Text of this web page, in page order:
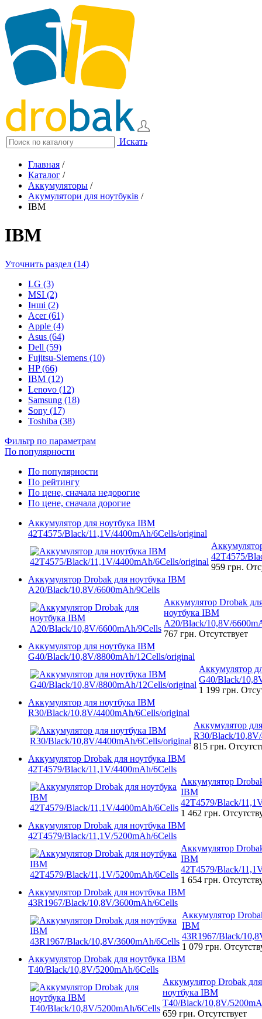
Искать
Главная /
Каталог /
Аккумуляторы /
Акумулятори для ноутбуків /
IBM
IBM
Уточнить раздел (14)
LG (3)
MSI (2)
Інші (2)
Acer (61)
Apple (4)
Asus (64)
Dell (59)
Fujitsu-Siemens (10)
HP (66)
IBM (12)
Lenovo (12)
Samsung (18)
Sony (17)
Toshiba (38)
Фильтр по параметрам
По популярности
По популярности
По рейтингу
По цене, сначала недорогие
По цене, сначала дорогие
Аккумулятор для ноутбука IBM
42T4575/Black/11,1V/4400mAh/6Cells/original
42T4575/
959 грн.
Аккумулятор Drobak для ноутбука IBM
A20/Black/10,8V/6600mAh/9Cells
Аккумулятор Drobak
ноутбука IBM
A20/Black/10,8V/
767 грн. Отсутствует
Аккумулятор для ноутбука IBM
G40/Black/10,8V/8800mAh/12Cells/original
Аккумулятор
G40/Black/
1 199 грн.
Аккумулятор для ноутбука IBM
R30/Black/10,8V/4400mAh/6Cells/original
Аккумулятор
R30/Black/
815 грн.
Аккумулятор Drobak для ноутбука IBM
42T4579/Black/11,1V/4400mAh/6Cells
Аккумулятор
IBM
42T4579/Black/
1 462 грн.
Аккумулятор Drobak для ноутбука IBM
42T4579/Black/11,1V/5200mAh/6Cells
Аккумулятор
IBM
42T4579/Black/
1 654 грн.
Аккумулятор Drobak для ноутбука IBM
43R1967/Black/10,8V/3600mAh/6Cells
Аккумулятор
IBM
43R1967/Black/
1 079 грн.
Аккумулятор Drobak для ноутбука IBM
T40/Black/10,8V/5200mAh/6Cells
Аккумулятор Drobak для
ноутбука IBM
T40/Black/10,8V/
659 грн. Отсутствует